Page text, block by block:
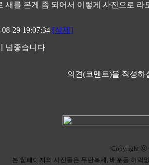
새를 본게 좀 되어서 이렇게 사진으로 라
08-29 19:07:34 [삭제]
넘좋습니다
의견(코멘트)을 작성하
Copyright ⓒ
본 웹페이지의 사진들은 무단복제, 배포등 허락